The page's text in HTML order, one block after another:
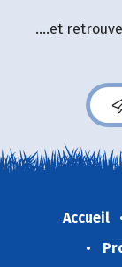
....et
Accueil